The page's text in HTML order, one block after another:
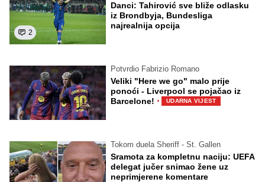
2
Danci: Tahirović sve bliže odlasku
iz Brondbyja, Bundesliga
najrealnija opcija
Potvrdio Fabrizio Romano
Veliki "Here we go" malo prije
ponoći - Liverpool se pojačao iz
Barcelone! · UDARNA VIJEST
Tokom duela Sheriff - St. Gallen
Sramota za kompletnu naciju: UEFA
delegat jučer snimao žene uz
neprimjerene komentare